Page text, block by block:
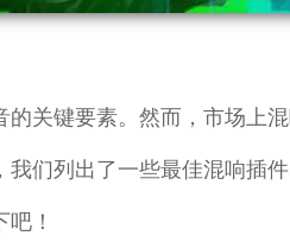
关键要素。然而，市场上
们列出了一些最佳混响插件
！